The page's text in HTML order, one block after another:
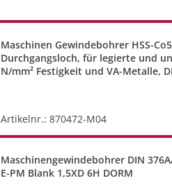
Maschinen Gewindebohrer HSS-
Durchgangsloch, für legierte und
N/mm² Festigkeit und VA-Metalle,
Artikelnr.: 870472-M04
Maschinengewindebohrer DIN
E-PM Blank 1,5XD 6H DORM